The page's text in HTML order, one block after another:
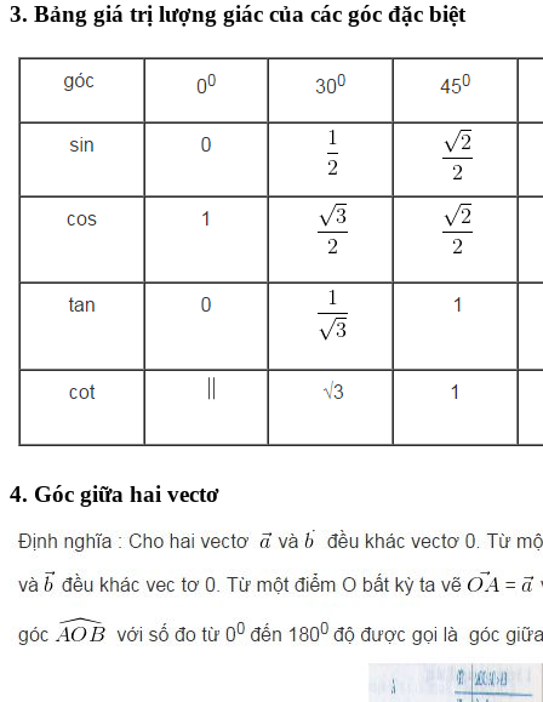
3. Bảng giá trị lượng giác của các góc đặc biệt
4. Góc giữa hai vectơ